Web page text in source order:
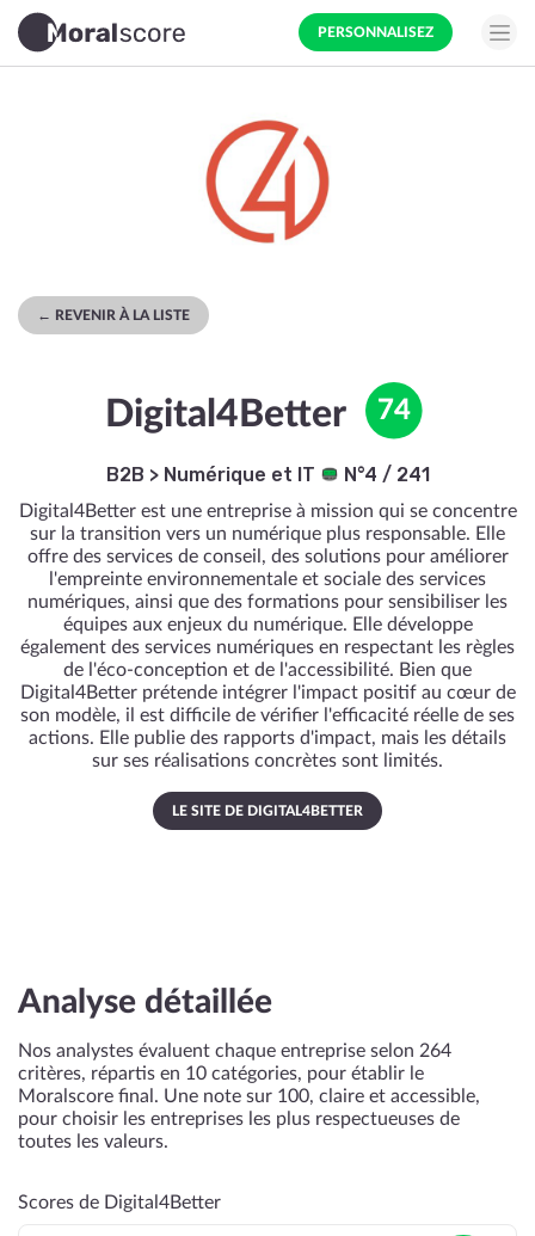
PERSONNALISEZ
← REVENIR À LA LISTE
Digital4Better 74
B2B > Numérique et IT N°4 / 241
Digital4Better est une entreprise à mission qui se concentre
sur la transition vers un numérique plus responsable. Elle
offre des services de conseil, des solutions pour améliorer
l'empreinte environnementale et sociale des services
numériques, ainsi que des formations pour sensibiliser les
équipes aux enjeux du numérique. Elle développe
également des services numériques en respectant les règles
de l'éco-conception et de l'accessibilité. Bien que
Digital4Better prétende intégrer l'impact positif au cœur de
son modèle, il est difficile de vérifier l'efficacité réelle de ses
actions. Elle publie des rapports d'impact, mais les détails
sur ses réalisations concrètes sont limités.
LE SITE DE DIGITAL4BETTER
Analyse détaillée
Nos analystes évaluent chaque entreprise selon 264
critères, répartis en 10 catégories, pour établir le
Moralscore final. Une note sur 100, claire et accessible,
pour choisir les entreprises les plus respectueuses de
toutes les valeurs.
Scores de Digital4Better